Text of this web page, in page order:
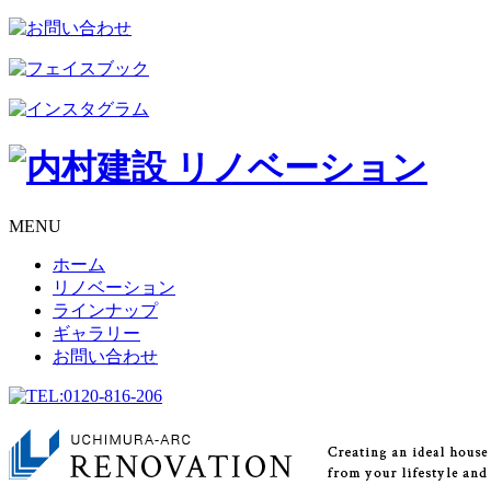
MENU
ホーム
リノベーション
ラインナップ
ギャラリー
お問い合わせ